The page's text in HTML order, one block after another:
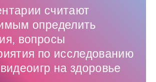
считают
определить
вопросы
по исследованию
на здоровье